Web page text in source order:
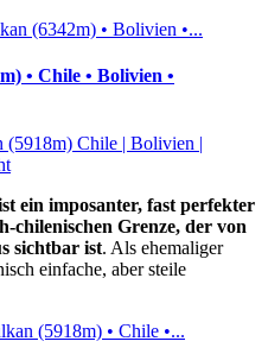
(6342m) • Bolivien •...
• Chile • Bolivien •
ein imposanter, fast perfekter
chilenischen Grenze, der von
sichtbar ist. Als ehemaliger
einfache, aber steile
(5918m) • Chile •...